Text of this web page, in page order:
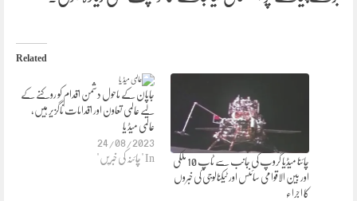
Related
جاپان کے ماحول دشمن اقدام کو روکنے کے
لیے عالمی تعاون اور اقدامات ناگزیر ہیں،
عالمی میڈ یا
24/08/2023
In "چائنہ کی خبریں"
چائنا میڈیا گروپ کی جانب سے ٹاپ 10 ملکی
اور بین الاقوامی سائنس اور ٹیکنالوجی کی خبروں
کا اجراء